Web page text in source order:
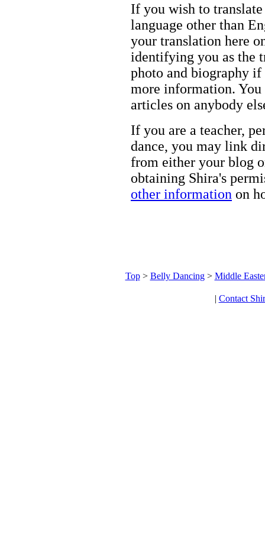
If you wish to
language other than
your translation here
identifying you as the
photo and biography
more information. You
articles on anybody
If you are a teacher,
dance, you may link
from either your blog
obtaining Shira's
other information on
Top> Belly Dancing> Middle
| Contact